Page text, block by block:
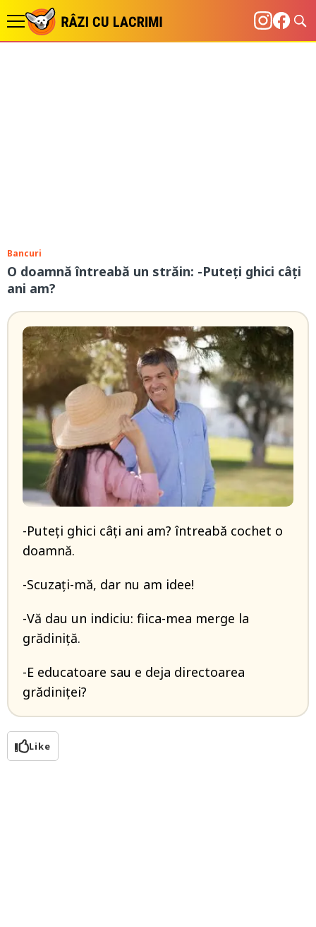
Bancuri
O doamnă întreabă un străin: -Puteți ghici câți
ani am?
-Puteți ghici câți ani am? întreabă cochet o
doamnă.
-Scuzați-mă, dar nu am idee!
-Vă dau un indiciu: fiica-mea merge la
grădiniță.
-E educatoare sau e deja directoarea
grădiniței?
Like